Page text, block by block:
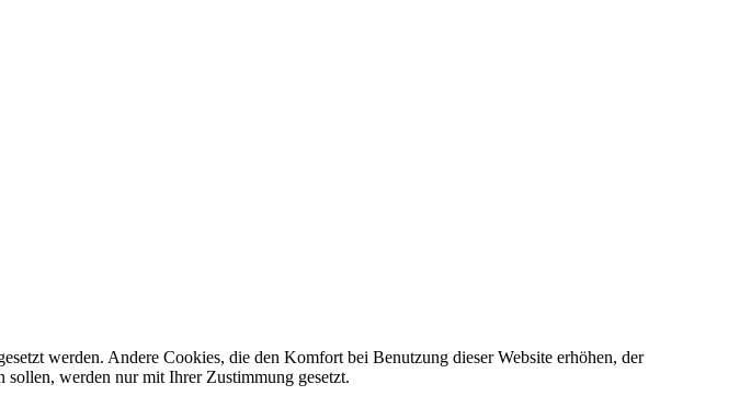
werden. Andere Cookies, die den Komfort bei Benutzung dieser Website erhöhen, der
werden nur mit Ihrer Zustimmung gesetzt.